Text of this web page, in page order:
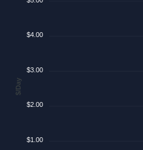
$4.00
$3.00
$2.00
$1.00
$/Day